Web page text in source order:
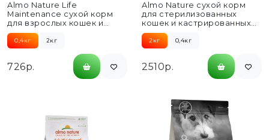
Almo Nature Life
Maintenance сухой корм
для взрослых кошек и
коричневым рисом, со
свежей...
0,4кг 2кг
726р.
Almo Nature сухой корм
для стерилизованных
кошек и кастрированных
котов, со свежей
говядиной и...
2кг 0,4кг
2510р.